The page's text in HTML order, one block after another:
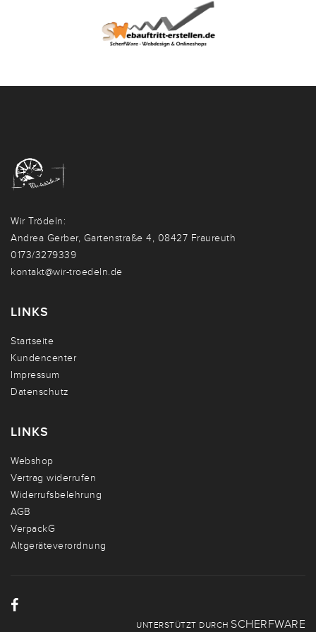
Wir Trödeln:
Andrea Gerber, Gartenstraße 4, 08427 Fraureuth
0173/3279339
kontakt@wir-troedeln.de
LINKS
Startseite
Kundencenter
Impressum
Datenschutz
LINKS
Webshop
Vertrag widerrufen
Widerrufsbelehrung
AGB
VerpackG
Altgeräteverordnung
UNTERSTÜTZT DURCH SCHERFWARE